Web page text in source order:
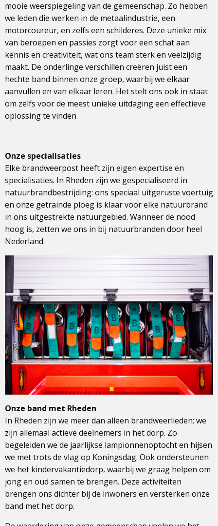
mooie weerspiegeling van de gemeenschap. Zo hebben
we leden die werken in de metaalindustrie, een
motorcoureur, en zelfs een schilderes. Deze unieke mix
van beroepen en passies zorgt voor een schat aan
kennis en creativiteit, wat ons team sterk en veelzijdig
maakt. De onderlinge verschillen creëren juist een
hechte band binnen onze groep, waarbij we elkaar
aanvullen en van elkaar leren. Het stelt ons ook in staat
om zelfs voor de meest unieke uitdaging een effectieve
oplossing te vinden.
Onze specialisaties
Elke brandweerpost heeft zijn eigen expertise en
specialisaties. In Rheden zijn we gespecialiseerd in
natuurbrandbestrijding: ons speciaal uitgeruste voertuig
en onze getrainde ploeg is klaar voor elke natuurbrand
in ons uitgestrekte natuurgebied. Wanneer de nood
hoog is, zetten we ons in bij natuurbranden door heel
Nederland.
Onze band met Rheden
In Rheden zijn we meer dan alleen brandweerlieden; we
zijn allemaal actieve deelnemers in het dorp. Zo
begeleiden we de jaarlijkse lampionnenoptocht en hijsen
we met trots de vlag op Koningsdag. Ook ondersteunen
we het kindervakantiedorp, waarbij we graag helpen om
jong en oud samen te brengen. Deze activiteiten
brengen ons dichter bij de inwoners en versterken onze
band met het dorp.